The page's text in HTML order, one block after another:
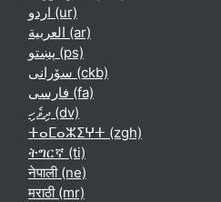
اردو ‎(ur)‎
العربية ‎(ar)‎
پښتو ‎(ps)‎
سۆرانی ‎(ckb)‎
فارسی ‎(fa)‎
ދިވެހި ‎(dv)‎
ⵜⴰⵎⴰⵣⵉⵖⵜ ‎(zgh)‎
ትግርኛ ‎(ti)‎
नेपाली ‎(ne)‎
मराठी ‎(mr)‎